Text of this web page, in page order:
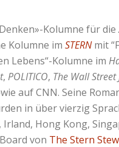
Kolumne für die
Kolumne im STERNmit
Lebens“-Kolumne im
, POLITICO, The Wall
auf CNN. Seine
in über vierzig
Hong Kong,
von The Stern